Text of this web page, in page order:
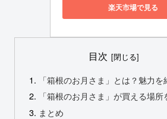
楽天市場で見る
目次
「箱根のお月さま」とは？魅力を
「箱根のお月さま」が買える場所
まとめ